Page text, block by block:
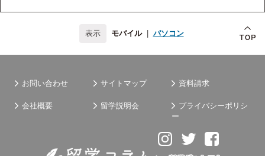
モバイル パソコン
お問い合わせ サイトマップ 資料請求
会社概要 留学説明会
プライバシーポリシ
ー